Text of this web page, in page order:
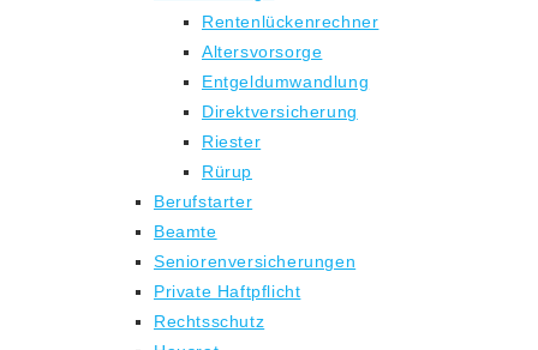
Rentenlückenrechner
Altersvorsorge
Entgeldumwandlung
Direktversicherung
Riester
Rürup
Berufstarter
Beamte
Seniorenversicherungen
Private Haftpflicht
Rechtsschutz